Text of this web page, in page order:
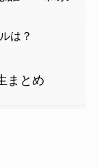
は？
まとめ